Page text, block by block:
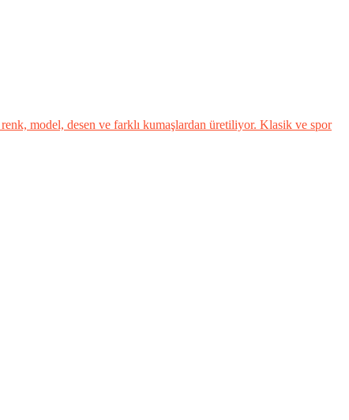
model, desen ve farklı kumaşlardan üretiliyor. Klasik ve spor